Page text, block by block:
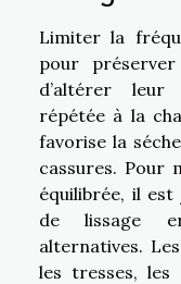
Limiter la
pour
d’altérer leur
répétée à la
favorise la
cassures. Pour
équilibrée, il est
de lissage
alternatives.
les tresses,